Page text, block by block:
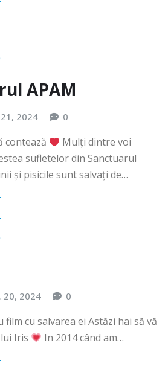
APAM
2024 0
contează
Mulți dintre voi
sufletelor din Sanctuarul
și pisicile sunt salvați de…
20, 2024 0
film cu salvarea ei Astăzi hai să vă
Iris
In 2014 când am…